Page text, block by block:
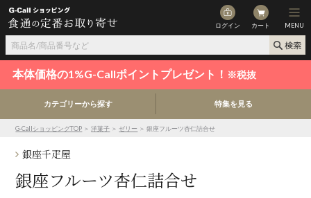
ログイン カート MENU
本体価格の1%G-Callポイントプレゼント！ ※税抜
カテゴリーから探す 特集を見る
G-CallショッピングTOP ＞洋菓子 ＞ ゼリー ＞ 銀座フルーツ杏仁詰合せ
銀座千疋屋
銀座フルーツ杏仁詰合せ